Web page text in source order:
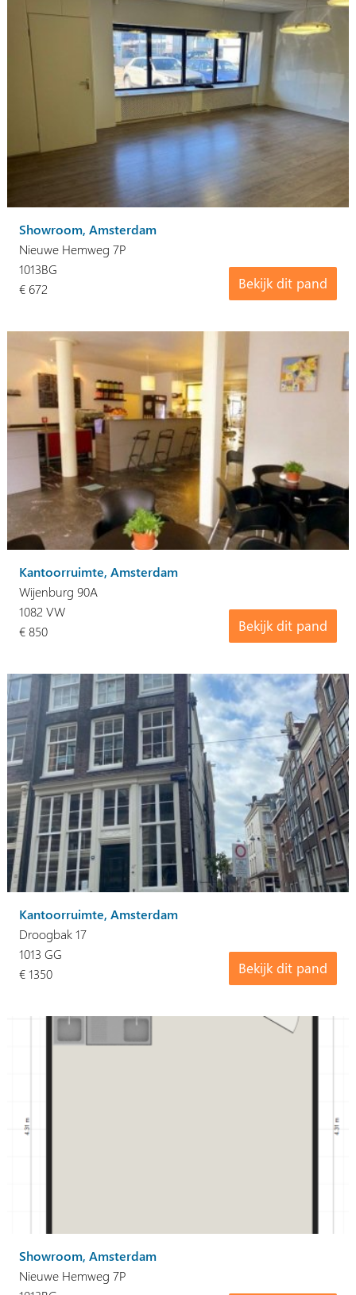
Showroom, Amsterdam
Nieuwe Hemweg 7P
Bekijk dit pand
1013BG
€ 672
Kantoorruimte, Amsterdam
Wijenburg 90A
Bekijk dit pand
1082 VW
€ 850
Kantoorruimte, Amsterdam
Droogbak 17
Bekijk dit pand
1013 GG
€ 1350
Showroom, Amsterdam
Nieuwe Hemweg 7P